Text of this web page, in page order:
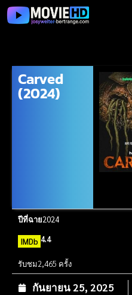
Carved
(2024)
ปีที่ฉาย2024
IMDb 4.4
รับชม2,465 ครั้ง
กันยายน 25, 2025